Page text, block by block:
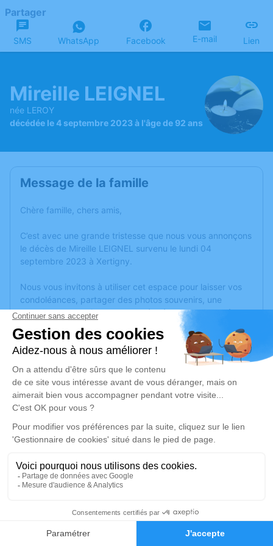
Faire-part Hommages
Partager
SMS WhatsApp Facebook E-mail Lien
Mireille LEIGNEL
née LEROY
décédée le 4 septembre 2023 à l'âge de 92 ans
Message de la famille
Chère famille, chers amis,
C’est avec une grande tristesse que nous vous annonçons
le décès de Mireille LEIGNEL survenu le lundi 04
septembre 2023 à Xertigny.
Nous vous invitons à utiliser cet espace pour laisser vos
condoléances, partager des photos souvenirs, une
anecdote ou exprimer vos pensées à travers des poèmes
ou des textes. Cet endroit est un lieu d'expression dédié à
honorer la mémoire de Mireille LEIGNEL.
Un service de plantation d’arbre hommage estdisponible
Déroulé des obsèques
Repos en salon funéraire
mercredi 06 septembre 2023 à 16h00